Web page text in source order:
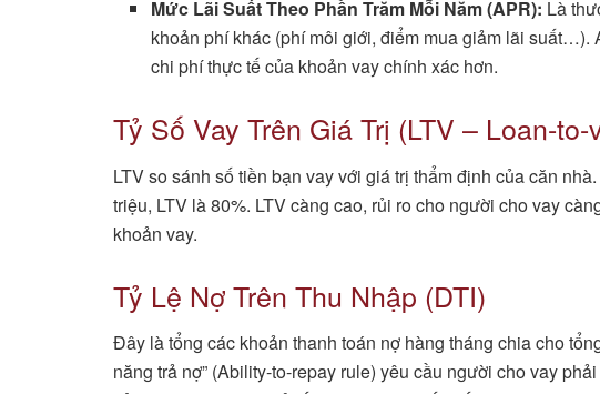
Mức Lãi Suất Theo Phần Trăm Mỗi Năm (APR): Là
khoản phí khác (phí môi giới, điểm mua giảm lãi suất…).
chi phí thực tế của khoản vay chính xác hơn.
Tỷ Số Vay Trên Giá Trị (LTV – Loan-to-
LTV so sánh số tiền bạn vay với giá trị thẩm định của căn
triệu, LTV là 80%. LTV càng cao, rủi ro cho người cho vay
khoản vay.
Tỷ Lệ Nợ Trên Thu Nhập (DTI)
Đây là tổng các khoản thanh toán nợ hàng tháng chia cho
năng trả nợ” (Ability-to-repay rule) yêu cầu người cho vay